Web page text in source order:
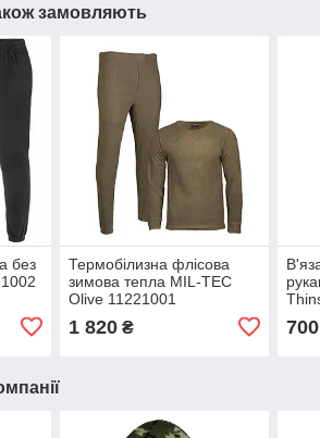
замовляють
без
Термобілизна флісова
зимова тепла MIL-TEC
Olive 11221001
1 820₴ 700